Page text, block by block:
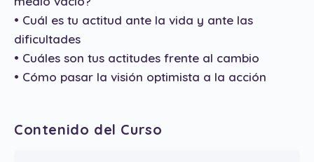
• Cuál es tu actitud ante la vida y ante las
dificultades
• Cuáles son tus actitudes frente al cambio
• Cómo pasar la visión optimista a la acción
Contenido del Curso